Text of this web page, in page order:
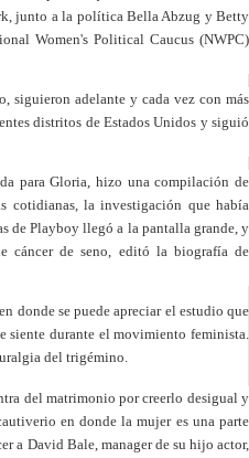
junto a la política Bella Abzug y Betty
Women's Political Caucus (NWPC)
siguieron adelante y cada vez con más
distritos de Estados Unidos y siguió
para Gloria, hizo una compilación de
cotidianas, la investigación que había
de Playboy llegó a la pantalla grande, y
cáncer de seno, editó la biografía de
donde se puede apreciar el estudio que
siente durante el movimiento feminista.
del trigémino.
del matrimonio por creerlo desigual y
en donde la mujer es una parte
a David Bale, manager de su hijo actor,